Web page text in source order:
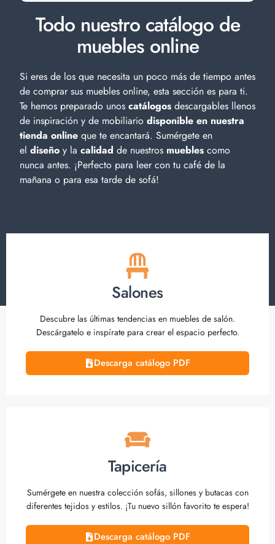
Todo nuestro catálogo de
muebles online
Si eres de los que necesita un poco más de tiempo antes
de comprar sus muebles online, esta sección es para ti.
Te hemos preparado unos catálogos descargables llenos
de inspiración y de mobiliario disponible en nuestra
tienda online que te encantará. Sumérgete en
el diseño y la calidad de nuestros muebles como
nunca antes. ¡Perfecto para leer con tu café de la
mañana o para esa tarde de sofá!
Salones
Descubre las últimas tendencias en muebles de salón.
Descárgatelo e inspírate para crear el espacio perfecto.
Descarga catálogo PDF
Tapicería
Sumérgete en nuestra colección sofás, sillones y butacas con
diferentes tejidos y estilos. ¡Tu nuevo sillón favorito te espera!
Descarga catálogo PDF